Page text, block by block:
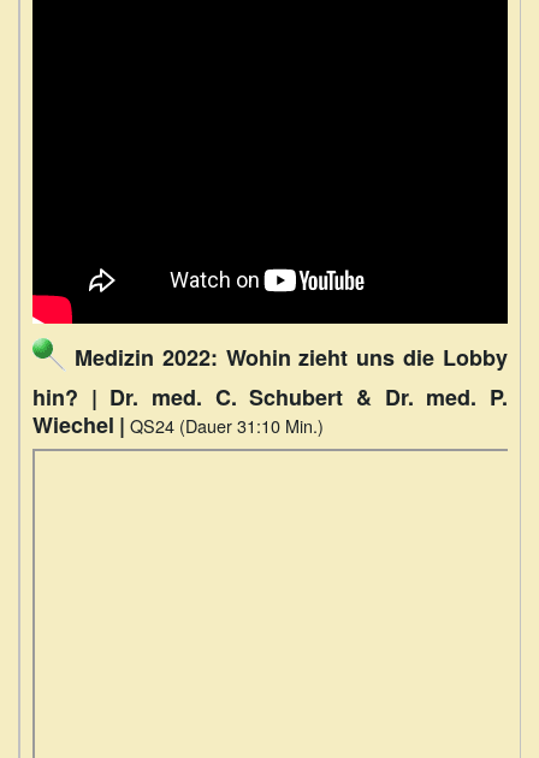
Medizin 2022: Wohin zieht uns die Lobby
hin? | Dr. med. C. Schubert & Dr. med. P.
Wiechel | QS24 (Dauer 31:10 Min.)